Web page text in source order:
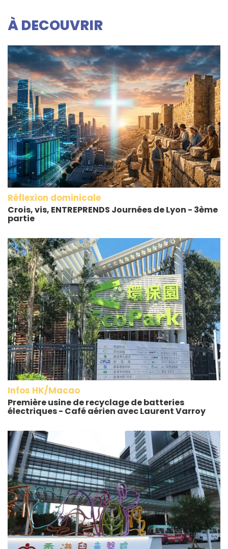
À DECOUVRIR
Réflexion dominicale
Crois, vis, ENTREPRENDS Journées de Lyon - 3ème
partie
Infos HK/Macao
Première usine de recyclage de batteries
électriques - Café aérien avec Laurent Varroy